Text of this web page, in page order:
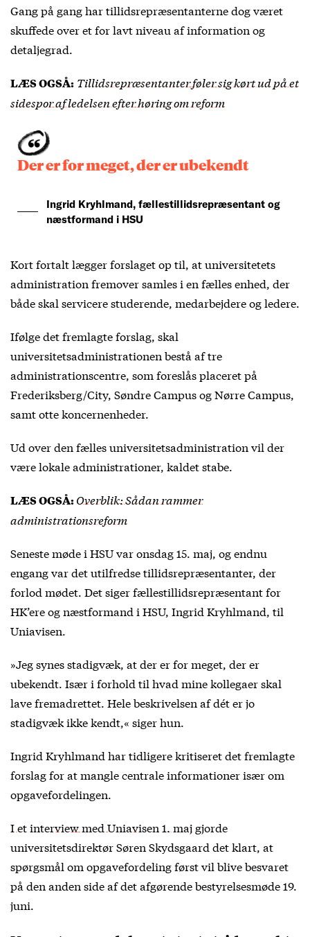
Gang på gang har tillidsrepræsentanterne dog været
skuffede over et for lavt niveau af information og
detaljegrad.
LÆS OGSÅ: Tillidsrepræsentanter føler sig kørt ud på et
sidespor af ledelsen efter høring om reform
Der er for meget, der er ubekendt
Ingrid Kryhlmand, fællestillidsrepræsentant og
næstformand i HSU
Kort fortalt lægger forslaget op til, at universitetets
administration fremover samles i en fælles enhed, der
både skal servicere studerende, medarbejdere og ledere.
Ifølge det fremlagte forslag, skal
universitetsadministrationen bestå af tre
administrationscentre, som foreslås placeret på
Frederiksberg/City, Søndre Campus og Nørre Campus,
samt otte koncernenheder.
Ud over den fælles universitetsadministration vil der
være lokale administrationer, kaldet stabe.
LÆS OGSÅ:Overblik: Sådan rammer
administrationsreform
Seneste møde i HSU var onsdag 15. maj, og endnu
engang var det utilfredse tillidsrepræsentanter, der
forlod mødet. Det siger fællestillidsrepræsentant for
HK’ere og næstformand i HSU, Ingrid Kryhlmand, til
Uniavisen.
»Jeg synes stadigvæk, at der er for meget, der er
ubekendt. Især i forhold til hvad mine kollegaer skal
lave fremadrettet. Hele beskrivelsen af dét er jo
stadigvæk ikke kendt,« siger hun.
Ingrid Kryhlmand har tidligere kritiseret det fremlagte
forslag for at mangle centrale informationer især om
opgavefordelingen.
I et interview med Uniavisen 1. maj gjorde
universitetsdirektør Søren Skydsgaard det klart, at
spørgsmål om opgavefordeling først vil blive besvaret
på den anden side af det afgørende bestyrelsesmøde 19.
juni.